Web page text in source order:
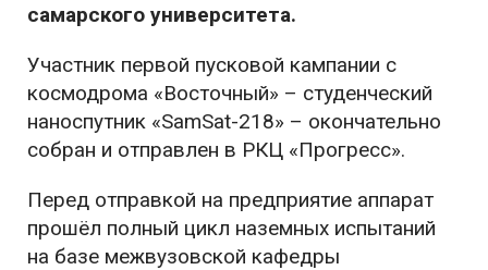
самарского университета.
Участник первой пусковой кампании с
космодрома «Восточный» – студенческий
наноспутник «SamSat-218» – окончательно
собран и отправлен в РКЦ «Прогресс».
Перед отправкой на предприятие аппарат
прошёл полный цикл наземных испытаний
на базе межвузовской кафедры